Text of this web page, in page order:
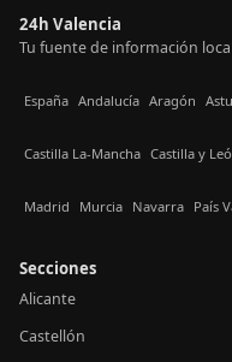
24h Valencia
Tu fuente de información
España Andalucía Aragón
Castilla La-Mancha Castilla y
Madrid Murcia Navarra País
Secciones
Alicante
Castellón